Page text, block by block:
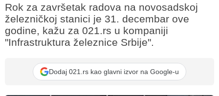
Rok za završetak radova na novosadskoj
železničkoj stanici je 31. decembar ove
godine, kažu za 021.rs u kompaniji
"Infrastruktura železnice Srbije".
Dodaj 021.rs kao glavni izvor na Google-u